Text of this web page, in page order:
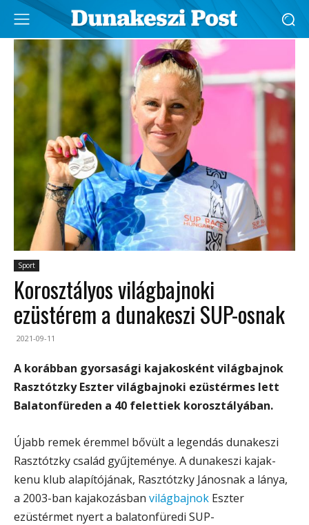
Sport
Korosztályos világbajnoki
ezüstérem a dunakeszi SUP-osnak
2021-09-11
A korábban gyorsasági kajakosként világbajnok
Rasztótzky Eszter világbajnoki ezüstérmes lett
Balatonfüreden a 40 felettiek korosztályában.
Újabb remek éremmel bővült a legendás dunakeszi
Rasztótzky család gyűjteménye. A dunakeszi kajak-
kenu klub alapítójának, Rasztótzky Jánosnak a lánya,
a 2003-ban kajakozásban világbajnok Eszter
ezüstérmet nyert a balatonfüredi SUP-